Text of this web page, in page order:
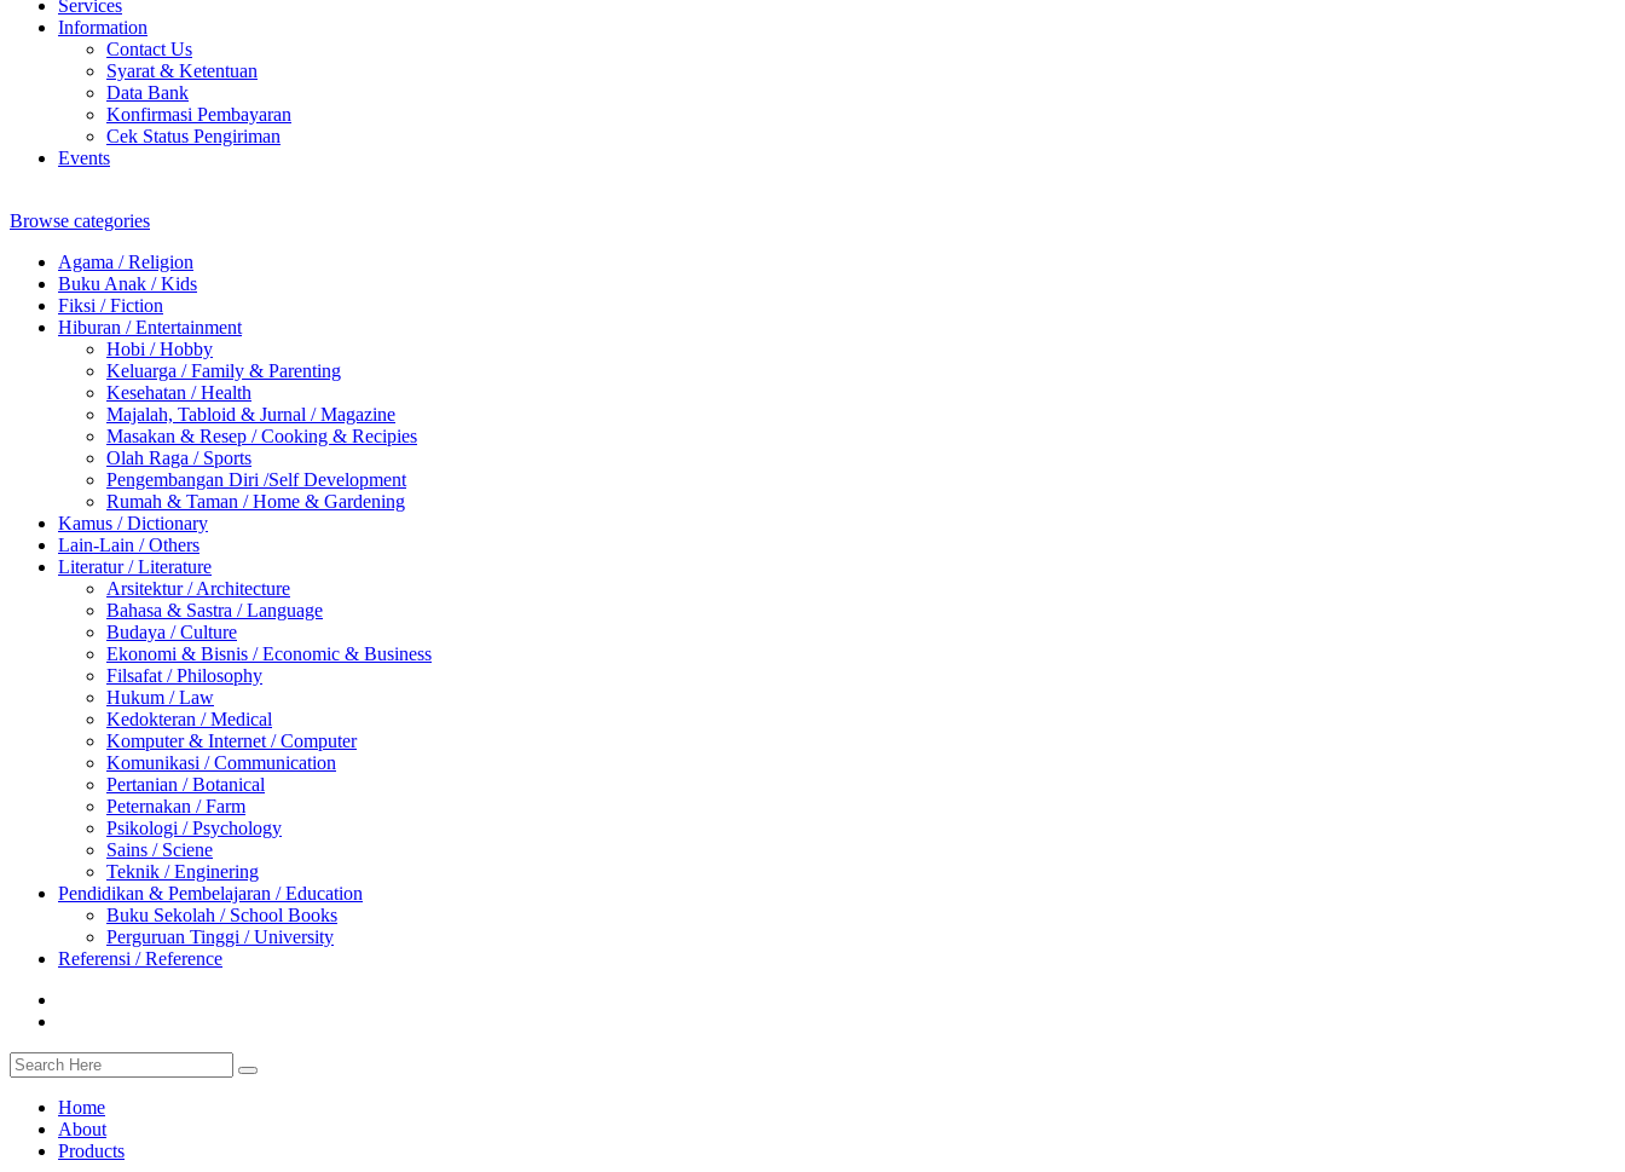
Services
Information
Contact Us
Syarat & Ketentuan
Data Bank
Konfirmasi Pembayaran
Cek Status Pengiriman
Events
Browse categories
Agama / Religion
Buku Anak / Kids
Fiksi / Fiction
Hiburan / Entertainment
Hobi / Hobby
Keluarga / Family & Parenting
Kesehatan / Health
Majalah, Tabloid & Jurnal / Magazine
Masakan & Resep / Cooking & Recipies
Olah Raga / Sports
Pengembangan Diri /Self Development
Rumah & Taman / Home & Gardening
Kamus / Dictionary
Lain-Lain / Others
Literatur / Literature
Arsitektur / Architecture
Bahasa & Sastra / Language
Budaya / Culture
Ekonomi & Bisnis / Economic & Business
Filsafat / Philosophy
Hukum / Law
Kedokteran / Medical
Komputer & Internet / Computer
Komunikasi / Communication
Pertanian / Botanical
Peternakan / Farm
Psikologi / Psychology
Sains / Sciene
Teknik / Enginering
Pendidikan & Pembelajaran / Education
Buku Sekolah / School Books
Perguruan Tinggi / University
Referensi / Reference
Home
About
Products